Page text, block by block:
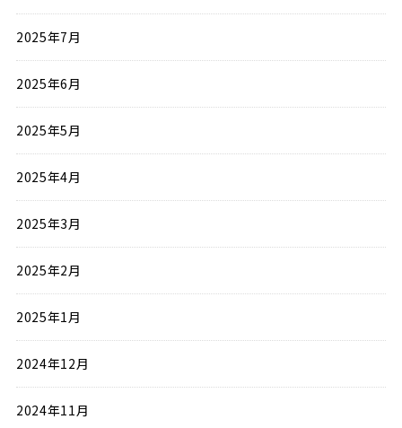
2025年7月
2025年6月
2025年5月
2025年4月
2025年3月
2025年2月
2025年1月
2024年12月
2024年11月